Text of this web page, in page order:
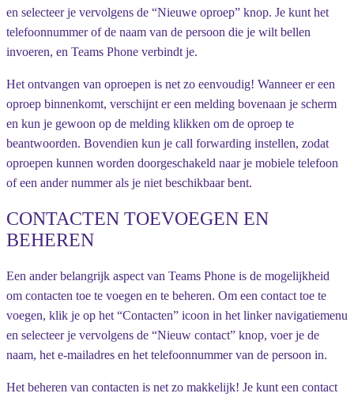
en selecteer je vervolgens de “Nieuwe oproep” knop. Je kunt het
telefoonnummer of de naam van de persoon die je wilt bellen
invoeren, en Teams Phone verbindt je.
Het ontvangen van oproepen is net zo eenvoudig! Wanneer er een
oproep binnenkomt, verschijnt er een melding bovenaan je scherm
en kun je gewoon op de melding klikken om de oproep te
beantwoorden. Bovendien kun je call forwarding instellen, zodat
oproepen kunnen worden doorgeschakeld naar je mobiele telefoon
of een ander nummer als je niet beschikbaar bent.
CONTACTEN TOEVOEGEN EN
BEHEREN
Een ander belangrijk aspect van Teams Phone is de mogelijkheid
om contacten toe te voegen en te beheren. Om een contact toe te
voegen, klik je op het “Contacten” icoon in het linker navigatiemenu
en selecteer je vervolgens de “Nieuw contact” knop, voer je de
naam, het e-mailadres en het telefoonnummer van de persoon in.
Het beheren van contacten is net zo makkelijk! Je kunt een contact